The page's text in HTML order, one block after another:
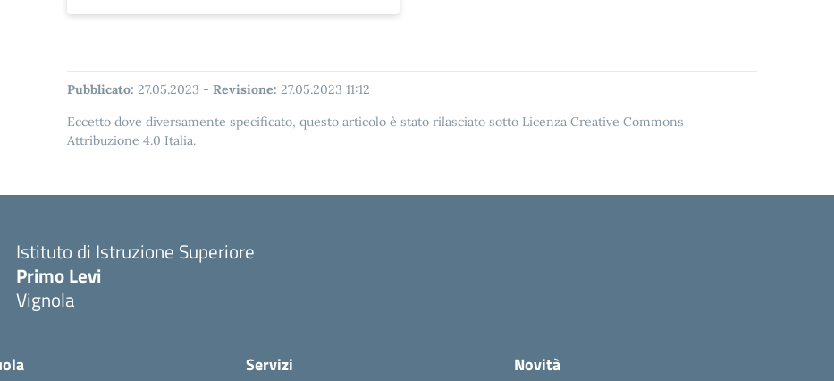
Pubblicato: 27.05.2023 - Revisione: 27.05.2023 11:12
Eccetto dove diversamente specificato, questo articolo è stato rilasciato sotto Licenza Creative Commons
Attribuzione 4.0 Italia.
Istituto di Istruzione Superiore
Primo Levi
Vignola
Servizi Novità